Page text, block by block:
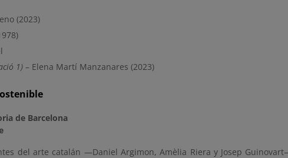
(2023)
1) – Elena Martí Manzanares (2023)
de Barcelona
del arte catalán —Daniel Argimon, Amèlia Riera y Josep